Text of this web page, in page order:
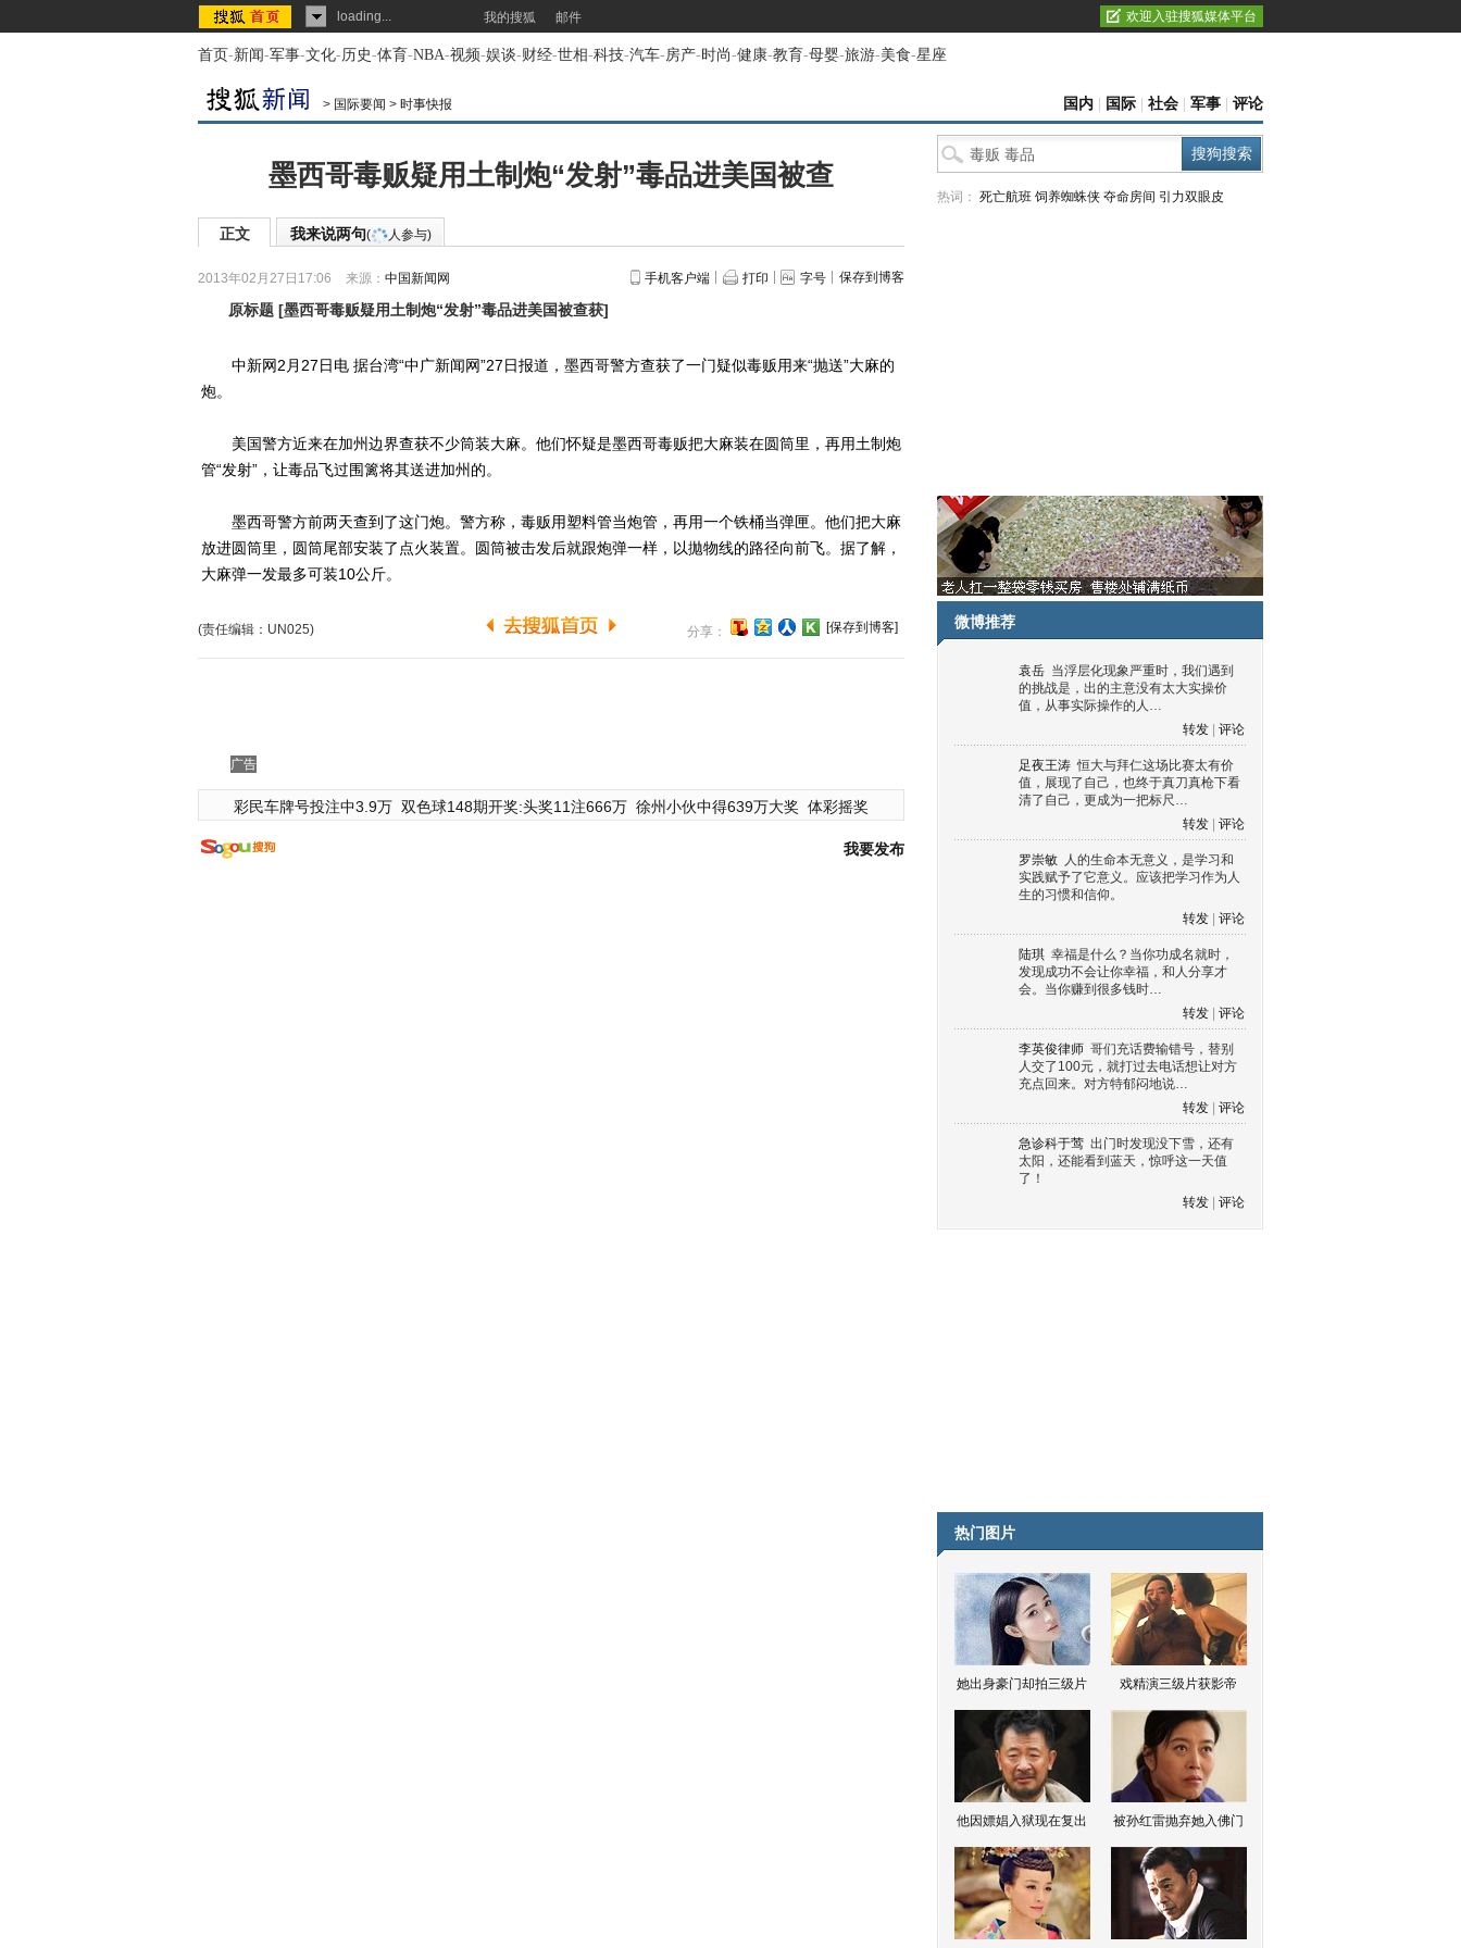
loading... 我的搜狐 邮件 欢迎入驻搜狐媒体平台
首页-新闻-军事-文化-历史-体育-NBA-视频-娱谈-财经-世相-科技-汽车-房产-时尚-健康-教育-母婴-旅游-美食-星座
> 国际要闻 > 时事快报 国内 国际 社会 军事 评论
墨西哥毒贩疑用土制炮“发射”毒品进美国被查
正文 我来说两句( 人参与)
2013年02月27日17:06 来源： 中国新闻网 手机客户端 打印 字号 保存到博客
原标题 [墨西哥毒贩疑用土制炮“发射”毒品进美国被查获]
中新网2月27日电 据台湾“中广新闻网”27日报道，墨西哥警方查获了一门疑似毒贩用来“抛送”大麻的
炮。
美国警方近来在加州边界查获不少筒装大麻。他们怀疑是墨西哥毒贩把大麻装在圆筒里，再用土制炮
管“发射”，让毒品飞过围篱将其送进加州的。
墨西哥警方前两天查到了这门炮。警方称，毒贩用塑料管当炮管，再用一个铁桶当弹匣。他们把大麻
放进圆筒里，圆筒尾部安装了点火装置。圆筒被击发后就跟炮弹一样，以拋物线的路径向前飞。据了解，
大麻弹一发最多可装10公斤。
(责任编辑：UN025) 分享： [保存到博客]
广告
彩民车牌号投注中3.9万 双色球148期开奖:头奖11注666万 徐州小伙中得639万大奖 体彩摇奖
我要发布
热词： 死亡航班 饲养蜘蛛侠 夺命房间 引力双眼皮
微博推荐
袁岳 当浮层化现象严重时，我们遇到
的挑战是，出的主意没有太大实操价
值，从事实际操作的人…
转发
评论
足夜王涛 恒大与拜仁这场比赛太有价
值，展现了自己，也终于真刀真枪下看
清了自己，更成为一把标尺…
转发
评论
罗崇敏 人的生命本无意义，是学习和
实践赋予了它意义。应该把学习作为人
生的习惯和信仰。
转发
评论
陆琪 幸福是什么？当你功成名就时，
发现成功不会让你幸福，和人分享才
会。当你赚到很多钱时…
转发
评论
李英俊律师 哥们充话费输错号，替别
人交了100元，就打过去电话想让对方
充点回来。对方特郁闷地说…
转发
评论
急诊科于莺 出门时发现没下雪，还有
太阳，还能看到蓝天，惊呼这一天值
了！
转发
评论
热门图片
她出身豪门却拍三级片 戏精演三级片获影帝
他因嫖娼入狱现在复出 被孙红雷抛弃她入佛门